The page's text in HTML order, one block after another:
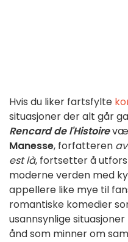
Hvis du liker fartsfylte
situasjoner der alt går
Rencard de l'Histoire
Manesse, forfatteren
est là, fortsetter å
moderne verden med
appellere like mye til
romantiske komedier
usannsynlige
ånd som minner om